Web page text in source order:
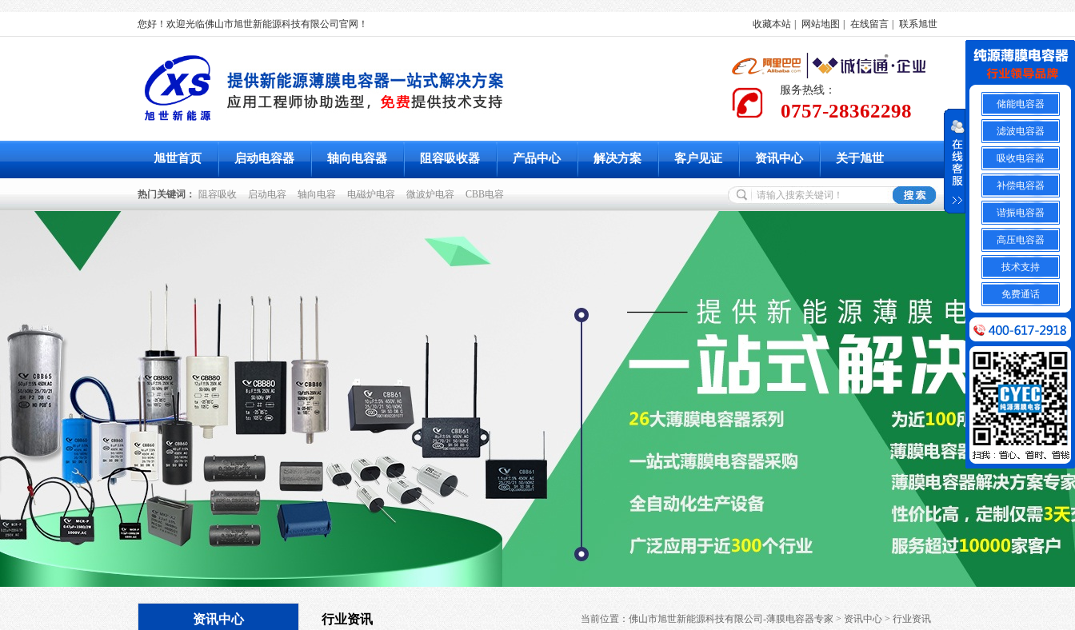
您好！欢迎光临佛山市旭世新能源科技有限公司官网！ 收藏本站 网站地图 在线留言 联系旭世
服务热线：
0757-28362298
旭世首页 启动电容器 轴向电容器 阻容吸收器 产品中心 解决方案 客户见证 资讯中心 关于旭世
热门关键词： 阻容吸收 启动电容 轴向电容 电磁炉电容 微波炉电容 CBB电容
资讯中心 行业资讯 当前位置： 佛山市旭世新能源科技有限公司-薄膜电容器专家 > 资讯中心 > 行业资讯
储能电容器
滤波电容器
吸收电容器
补偿电容器
谐振电容器
高压电容器
技术支持
免费通话